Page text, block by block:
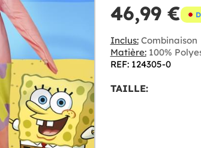
46,99 €
Inclus:Combinaison
Matière:100%
REF: 124305-0
TAILLE: